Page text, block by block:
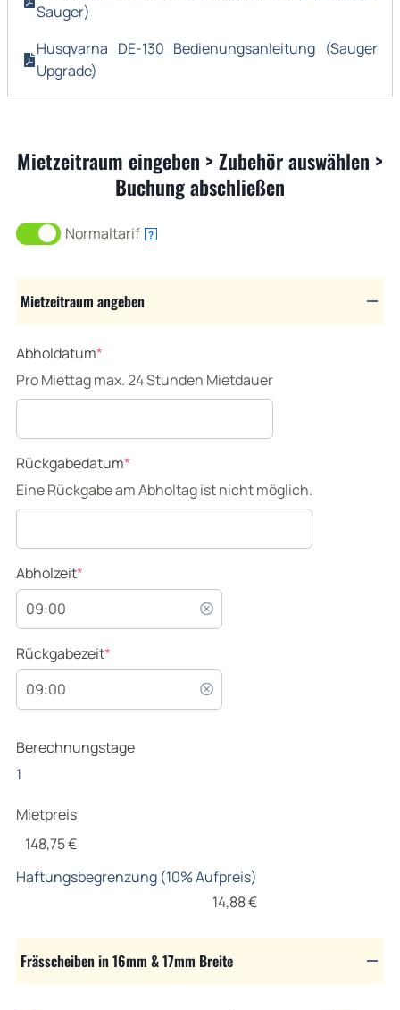
Sauger)
Husqvarna DE-130 Bedienungsanleitung (Sauger
Upgrade)
Mietzeitraum eingeben > Zubehör auswählen >
Buchung abschließen
Normaltarif ?
Mietzeitraum angeben
Abholdatum*
Pro Miettag max. 24 Stunden Mietdauer
Rückgabedatum*
Eine Rückgabe am Abholtag ist nicht möglich.
Abholzeit*
Rückgabezeit*
Berechnungstage
1
Mietpreis
148,75€
Haftungsbegrenzung (10% Aufpreis)
14,88€
Frässcheiben in 16mm & 17mm Breite